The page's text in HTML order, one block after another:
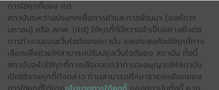
การใช้คุกกี้ของ itd
สถาบันระหว่างประเทศเพื่อการค้าและการพัฒนา (องค์การ
มหาชน) หรือ สคพ. (itd) ใช้คุกกี้ที่มีความจำเป็นอย่างยิ่งต่อ
การทำงานของเว็บไซต์ของสถาบัน และประสงค์จะใช้คุกกี้ทาง
เลือกเพื่อช่วยให้สามารถปรับปรุงเว็บไซต์ของ สถาบัน ทั้งนี้
สถาบันจะไม่ใช้คุกกี้ทางเลือกจนกว่าท่านจะอนุญาตให้สถาบัน
เปิดใช้งานคุกกี้ดังกล่าว ท่านสามารถศึกษารายละเอียดของ